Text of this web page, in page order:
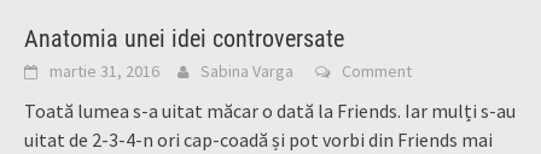
Anatomia unei idei controversate
martie 31, 2016 Sabina Varga Comment
Toată lumea s-a uitat măcar o dată la Friends. Iar mulți s-au
uitat de 2-3-4-n ori cap-coadă și pot vorbi din Friends mai